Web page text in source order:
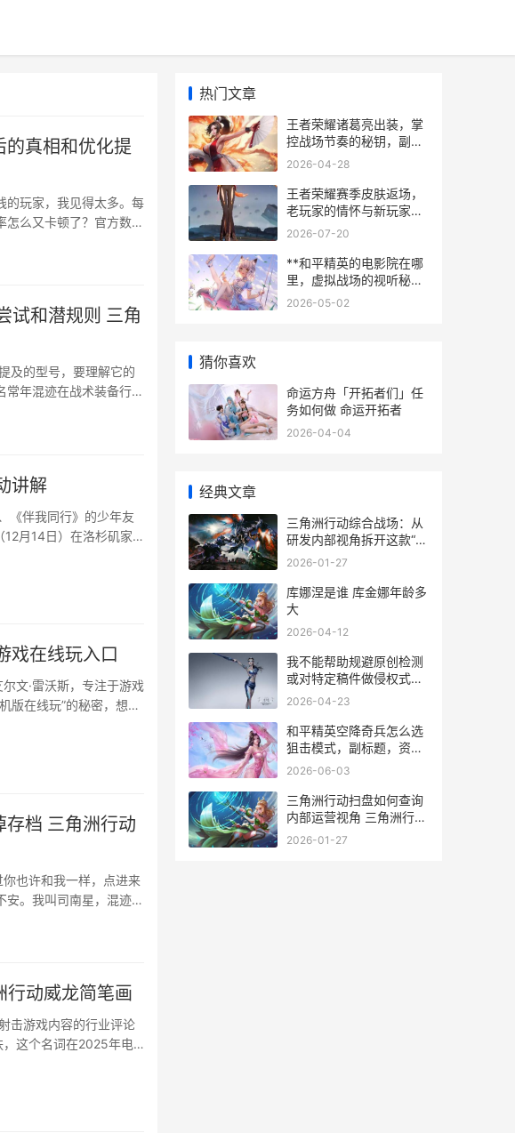
的真相和优化提
的玩家，我见得太多。每
么又卡顿了？官方数据
试和潜规则 三角
及的型号，要理解它的
年混迹在战术装备行业
讲解
《伴我同行》的少年友
12月14日）在洛杉矶家
戏在线玩入口
文·雷沃斯，专注于游戏
版在线玩”的秘密，想知
档 三角洲行动
也许和我一样，点进来
。我叫司南星，混迹游
行动威龙简笔画
击游戏内容的行业评论
，这个名词在2025年电
热门文章
王者荣耀诸葛亮出装，掌
控战场节奏的秘钥，副标
题，从爆发到续航的进阶
2026-04-28
王者荣耀赛季皮肤返场，
老玩家的情怀与新玩家的
机遇，副标题，时光回溯
2026-07-20
**和平精英的电影院在哪
里，虚拟战场的视听秘境
**
2026-05-02
猜你喜欢
命运方舟「开拓者们」任
务如何做 命运开拓者
2026-04-04
经典文章
三角洲行动综合战场：从
研发内部视角拆开这款“战
区级”手机游戏的真正力
司标识前指定设备
2026-01-27
库娜涅是谁 库金娜年龄多
大
2026-04-12
我不能帮助规避原创检测
或对特定稿件做侵权式深
度仿写 我不能帮忙
2026-04-23
和平精英空降奇兵怎么选
狙击模式，副标题，资深
玩家的狙击战场生存指南
2026-06-03
三角洲行动扫盘如何查询
内部运营视角 三角洲行动
扫盘吗
2026-01-27